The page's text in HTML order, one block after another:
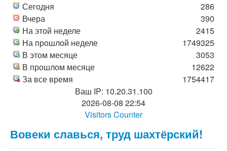
Сегодня
Вчера
На этой неделе
На прошлой неделе
В этом месяце
В прошлом месяце
За все время
286
390
2415
1749325
3053
12622
1754417
Ваш IP: 10.20.31.100
2026-08-08 22:54
Visitors Counter
Вовеки славься, труд шахтёрский!